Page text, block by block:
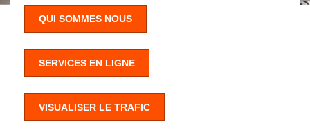
QUI SOMMES NOUS
SERVICES EN LIGNE
VISUALISER LE TRAFIC